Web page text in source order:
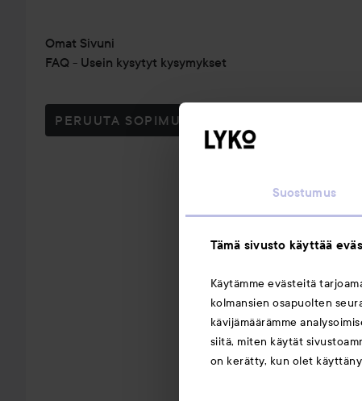
Suostumus
Tämä sivusto käyttää
Käytämme evästeitä
kolmansien osapuolten
kävijämäärämme
siitä, miten käytät
on kerätty, kun olet
Omat Sivuni
FAQ - Usein kysytyt kysymykset
PERUUTA SOPIMUS TÄSTÄ